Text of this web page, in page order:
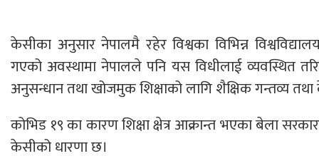
केसीका अनुसार नेपालमै रहेर विश्वका विभिन्न
गएको अवस्थामा नेपालले पनि यस विधीलाई व्यवस्थित
अनुसन्धान तथा खोजमुक शिक्षाको लागि शैक्षिक गन्तव्य तथा
कोभिड १९ का कारण शिक्षा क्षेत्र आक्रान्त भएका बेला
केसीको धारणा छ।